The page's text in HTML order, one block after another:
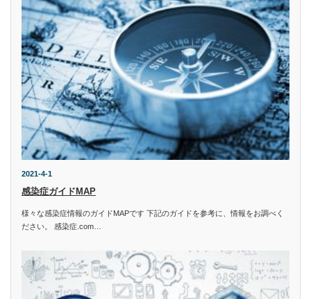
2021-4-1
感染症ガイドMAP
様々な感染症情報のガイドMAPです 下記のガイドを参考に、情報をお調べく
ださい。 感染症.com…